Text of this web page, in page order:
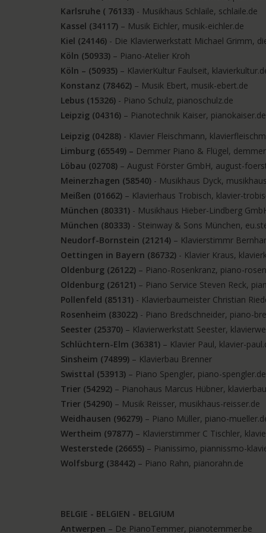
Karlsruhe ( 76133) - Musikhaus Schlaile, schlaile.de
Kassel (34117) – Musik Eichler, musik-eichler.de
Kiel (24146) - Die Klavierwerkstatt Michael Grimm,
Köln (50933) – Piano-Atelier Kroh
Köln – (50935) – KlavierKultur Faulseit,
Konstanz (78462) – Musik Ebert, musik-ebert.de
Lebus (15326) - Piano Schulz, pianoschulz.de
Leipzig (04316) – Pianotechnik Kaiser, pianokaiser.de
Leipzig (04288) - Klavier Fleischmann,
Limburg (65549) – Demmer Piano & Flügel,
Löbau (02708) – August Förster GmbH, august-
Meinerzhagen (58540) - Musikhaus Dyck,
Meißen (01662) – Klavierhaus Trobisch, klavier-
München (80331) - Musikhaus Hieber-Lindberg
München (80333) - Steinway & Sons München,
Neudorf-Bornstein (21214) – Klavierstimmr
Oettingen in Bayern (86732) - Klavier Kraus,
Oldenburg (26122) – Piano-Rosenkranz, piano-
Oldenburg (26121) – Piano Service Steven Reck,
Pollenfeld (85131) - Klavierbaumeister Christian
Rosenheim (83022) - Piano Bredschneider, piano-
Seester (25370) – Klavierwerkstatt Seester,
Schlüchtern-Elm (36381) – Klavier Paul, klavier-
Sinsheim (74899) – Klavierbau Brenner
Swisttal (53913) – Piano Spengler, piano-spengler.de
Trier (54292) – Pianohaus Marcus Hübner,
Trier (54290) – Musik Reisser, musikhaus-reisser.de
Weidhausen (96279) – Piano Müller, piano-
Wertheim (97877) – Klavierstimmer C Tischler,
Westerstede (26655) – Pianissimo, piannissmo-
Wolfsburg (38442) – Piano Rahn, pianorahn.de
BELGIE - BELGIEN - BELGIUM
Antwerpen – De PianoTemmer, pianotemmer.be